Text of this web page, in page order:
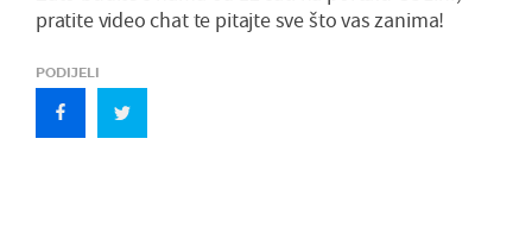
pratite video chat te pitajte sve što vas zanima!
PODIJELI